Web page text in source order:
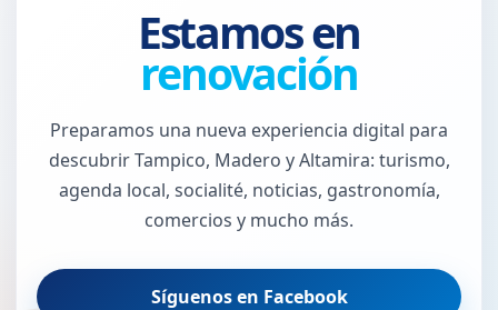
Estamos en
renovación
Preparamos una nueva experiencia digital para
descubrir Tampico, Madero y Altamira: turismo,
agenda local, socialité, noticias, gastronomía,
comercios y mucho más.
Síguenos en Facebook